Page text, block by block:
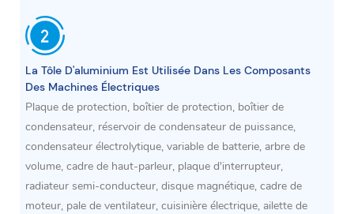
La Tôle D'aluminium Est Utilisée Dans Les Composants
Des Machines Électriques
Plaque de protection, boîtier de protection, boîtier de
condensateur, réservoir de condensateur de puissance,
condensateur électrolytique, variable de batterie, arbre de
volume, cadre de haut-parleur, plaque d'interrupteur,
radiateur semi-conducteur, disque magnétique, cadre de
moteur, pale de ventilateur, cuisinière électrique, ailette de